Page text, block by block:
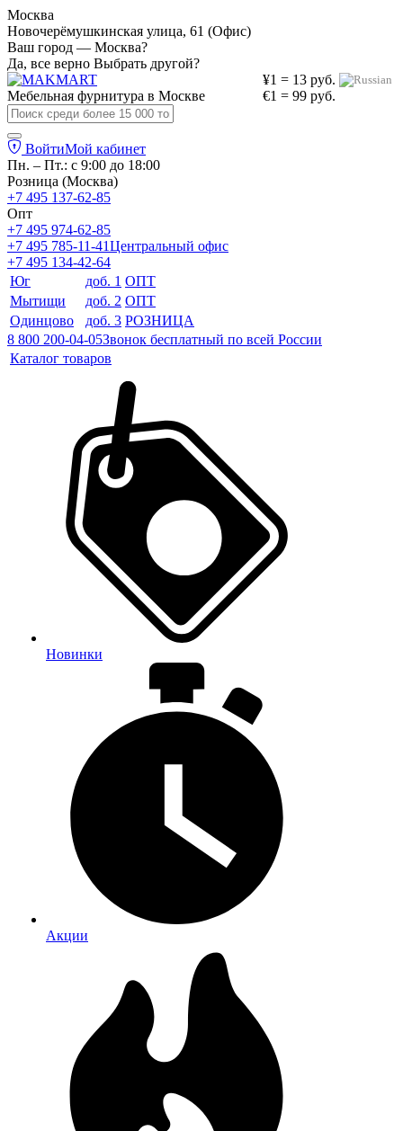
Москва
Новочерёмушкинская улица, 61 (Офис)
Ваш город — Москва?
Да, все верно Выбрать другой?
¥1 = 13 руб.
€1 = 99 руб.
Мебельная фурнитура в Москве
ВойтиМой кабинет
Пн. – Пт.: с 9:00 до 18:00
Розница (Москва)
+7 495 137-62-85
Опт
+7 495 974-62-85
+7 495 785-11-41Центральный офис
+7 495 134-42-64
Юг
доб. 1 ОПТ
Мытищи
доб. 2 ОПТ
Одинцово
доб. 3 РОЗНИЦА
8 800 200-04-05Звонок бесплатный по всей России
Каталог товаров
Новинки
Акции